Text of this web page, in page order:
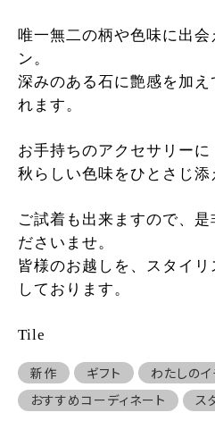
唯一無二の柄や色味に出会
ン。
深みのある石に艶感を加え
れます。
お手持ちのアクセサリーに
秋らしい色味をひとさじ添
ご試着も出来ますので、是
ださいませ。
皆様のお越しを、スタイ
しております。
Tile
新作 ギフト
わたしの
おすすめコーディネート
ス